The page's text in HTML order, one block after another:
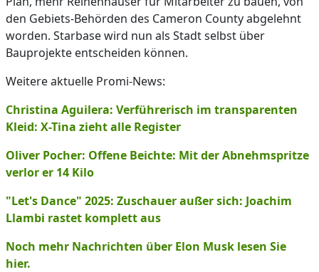
den Gebiets-Behörden des Cameron County abgelehnt
worden. Starbase wird nun als Stadt selbst über
Bauprojekte entscheiden können.
Weitere aktuelle Promi-News:
Christina Aguilera: Verführerisch im transparenten
Kleid: X-Tina zieht alle Register
Oliver Pocher: Offene Beichte: Mit der Abnehmspritze
verlor er 14 Kilo
"Let's Dance" 2025: Zuschauer außer sich: Joachim
Llambi rastet komplett aus
Noch mehr Nachrichten über Elon Musk lesen Sie
hier.